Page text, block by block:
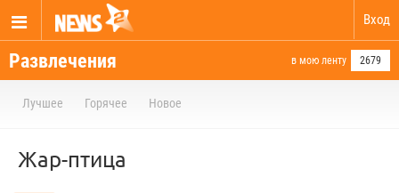
Вход
Развлечения в мою ленту 2679
Лучшее Горячее Новое
Жар-птица